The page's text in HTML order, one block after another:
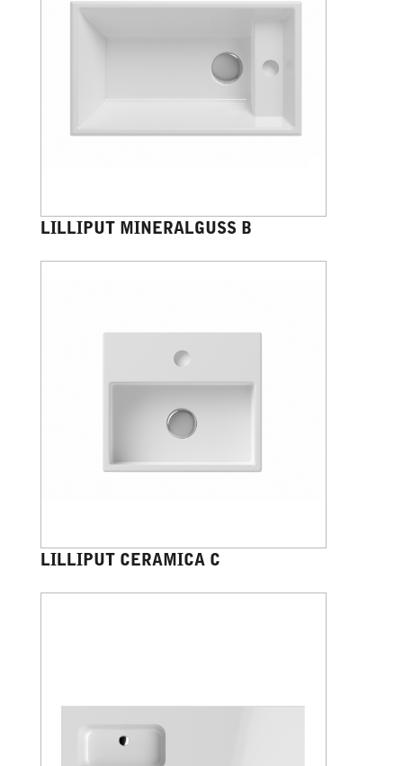
LILLIPUT MINERALGUSS B
LILLIPUT CERAMICA C